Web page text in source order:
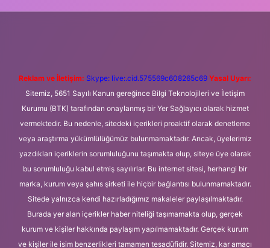
Reklam ve İletişim: Skype: live:.cid.575569c608265c69 Yasal Uyarı:
Sitemiz, 5651 Sayılı Kanun gereğince Bilgi Teknolojileri ve İletişim
Kurumu (BTK) tarafından onaylanmış bir Yer Sağlayıcı olarak hizmet
vermektedir. Bu nedenle, sitedeki içerikleri proaktif olarak denetleme
veya araştırma yükümlülüğümüz bulunmamaktadır. Ancak, üyelerimiz
yazdıkları içeriklerin sorumluluğunu taşımakta olup, siteye üye olarak
bu sorumluluğu kabul etmiş sayılırlar. Bu internet sitesi, herhangi bir
marka, kurum veya şahıs şirketi ile hiçbir bağlantısı bulunmamaktadır.
Sitede yalnızca kendi hazırladığımız makaleler paylaşılmaktadır.
Burada yer alan içerikler haber niteliği taşımamakta olup, gerçek
kurum ve kişiler hakkında paylaşım yapılmamaktadır. Gerçek kurum
ve kişiler ile isim benzerlikleri tamamen tesadüfidir. Sitemiz, kar amacı